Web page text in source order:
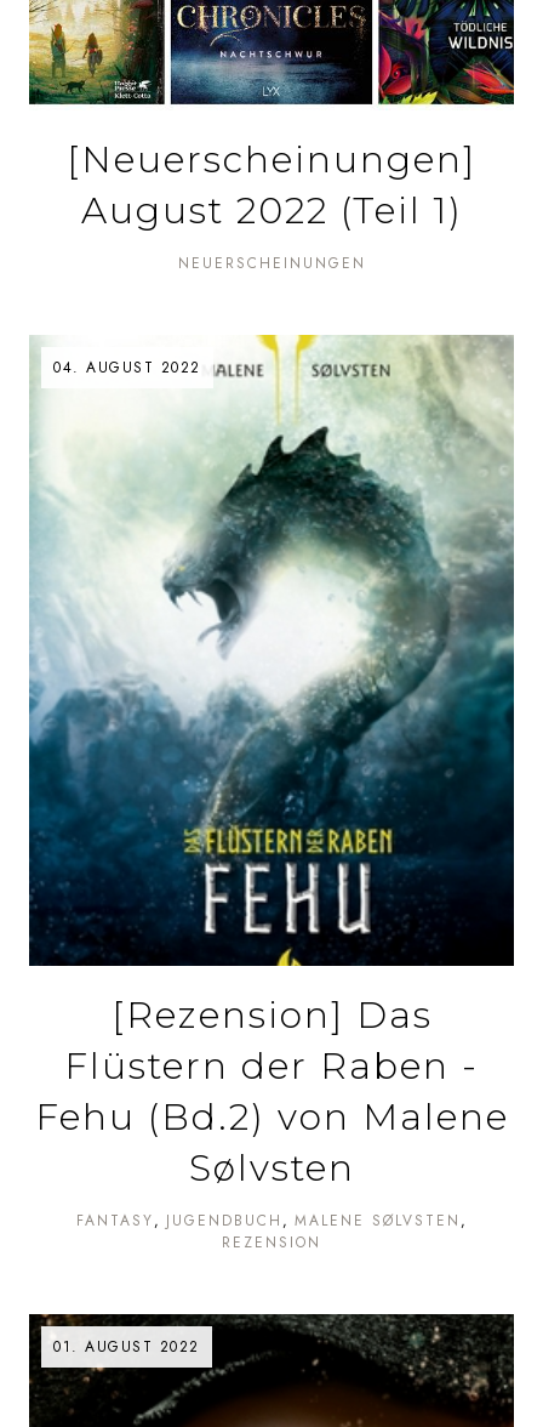
[Neuerscheinungen]
August 2022 (Teil 1)
NEUERSCHEINUNGEN
04. AUGUST 2022
[Rezension] Das
Flüstern der Raben -
Fehu (Bd.2) von Malene
Sølvsten
FANTASY JUGENDBUCH
MALENE SØLVSTEN
REZENSION
01. AUGUST 2022